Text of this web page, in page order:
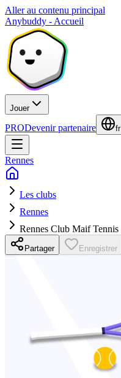
Aller au contenu principal
Anybuddy - Accueil
Jouer
PRODevenir partenaire fr
Rennes
Les clubs
Rennes
Rennes Club Maif Tennis
Partager Enregistrer